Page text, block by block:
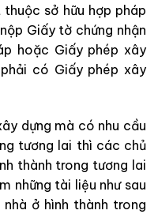
sở hữu hợp pháp
Giấy tờ chứng nhận
hoặc Giấy phép xây
có Giấy phép xây
dựng mà có nhu cầu
tương lai thì các chủ
thành trong tương lai
những tài liệu như sau
ở hình thành trong